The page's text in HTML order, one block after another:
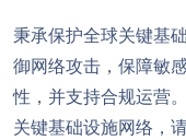
秉承保护全球关键基
御网络攻击，保障敏
性，并支持合规运营
关键基础设施网络，